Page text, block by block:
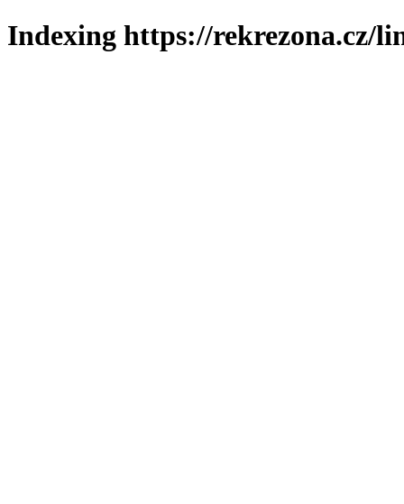
Indexing https://rekrezona.cz/